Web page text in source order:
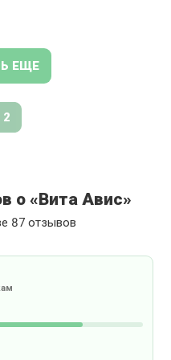
ЕЩЕ
2
о «Вита Авис»
87 отзывов